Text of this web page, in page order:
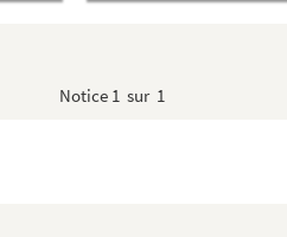
Notice 1 sur 1